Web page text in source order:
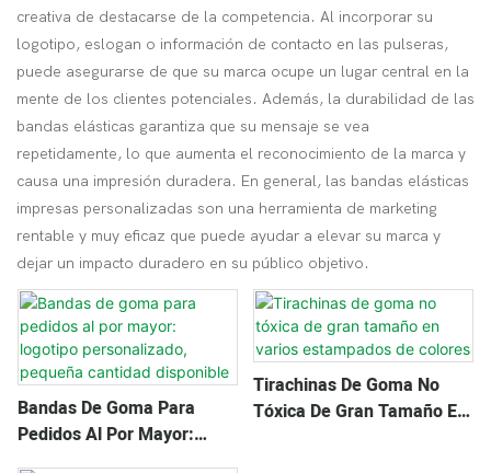
creativa de destacarse de la competencia. Al incorporar su
logotipo, eslogan o información de contacto en las pulseras,
puede asegurarse de que su marca ocupe un lugar central en la
mente de los clientes potenciales. Además, la durabilidad de las
bandas elásticas garantiza que su mensaje se vea
repetidamente, lo que aumenta el reconocimiento de la marca y
causa una impresión duradera. En general, las bandas elásticas
impresas personalizadas son una herramienta de marketing
rentable y muy eficaz que puede ayudar a elevar su marca y
dejar un impacto duradero en su público objetivo.
Bandas De Goma Para
Pedidos Al Por Mayor:
Logotipo Personalizado,
Tirachinas De Goma No
Tóxica De Gran Tamaño En